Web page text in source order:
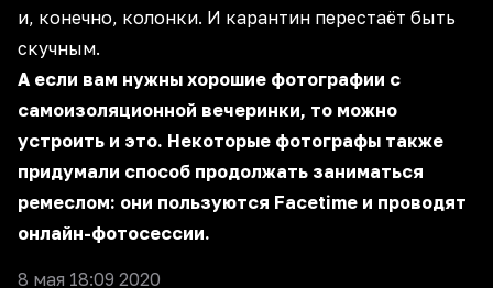
и, конечно, колонки. И карантин перестаёт быть
скучным.
А если вам нужны хорошие фотографии с
самоизоляционной вечеринки, то можно
устроить и это. Некоторые фотографы также
придумали способ продолжать заниматься
ремеслом: они пользуются Facetime и проводят
онлайн-фотосессии.
8 мая 18:09 2020